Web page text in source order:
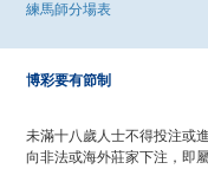
練馬師分場表
博彩要有節制
未滿十八歲人士不得投注或
向非法或海外莊家下注，即